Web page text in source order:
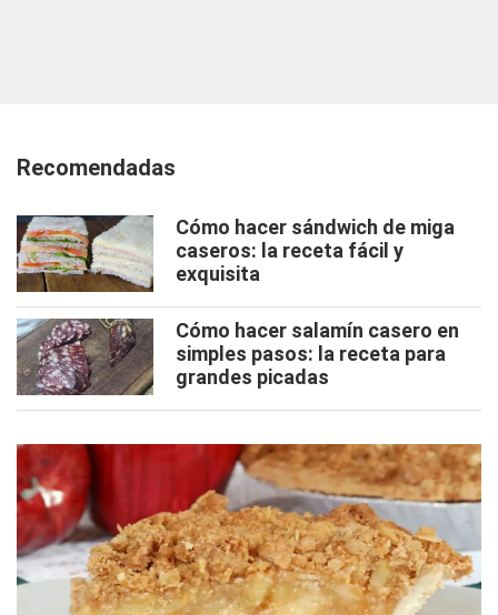
Recomendadas
Cómo hacer sándwich de miga
caseros: la receta fácil y
exquisita
Cómo hacer salamín casero en
simples pasos: la receta para
grandes picadas